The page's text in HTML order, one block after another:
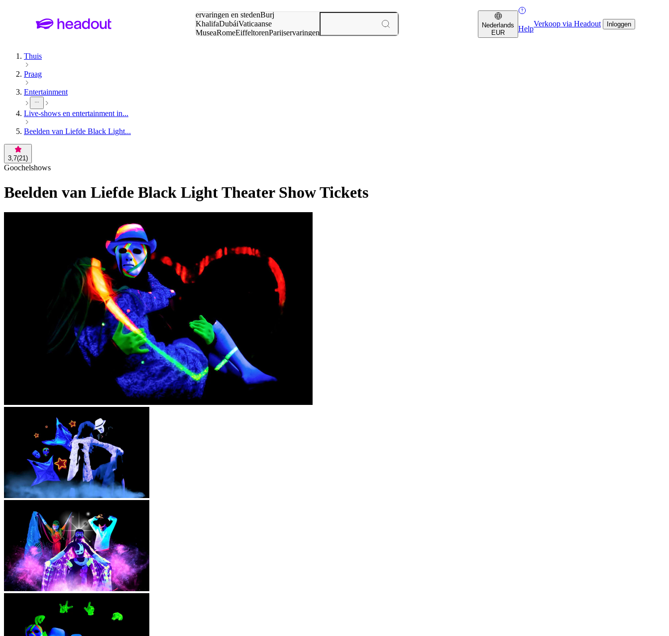
ervaringen en stedenBurj
KhalifaDubáiVaticaanse
MuseaRomeEiffeltorenParijservaringen
Nederlands
EUR
Help
Verkoop via Headout Inloggen
Thuis
Praag
Entertainment
Live-shows en entertainment in...
Beelden van Liefde Black Light...
3,7(21)
Goochelshows
Beelden van Liefde Black Light Theater Show Tickets